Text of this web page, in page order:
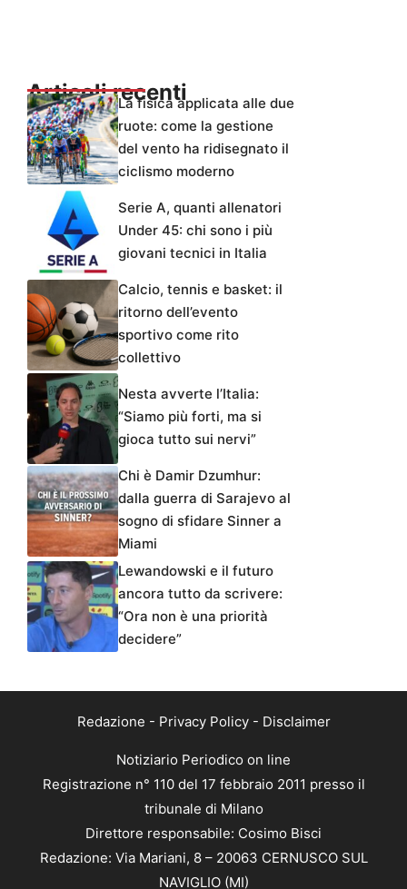
Articoli recentiLa fisica applicata alle due
ruote: come la gestione
del vento ha ridisegnato il
ciclismo moderno
Serie A, quanti allenatori
Under 45: chi sono i più
giovani tecnici in Italia
Calcio, tennis e basket: il
ritorno dell’evento
sportivo come rito
collettivo
Nesta avverte l’Italia:
“Siamo più forti, ma si
gioca tutto sui nervi”
Chi è Damir Dzumhur:
dalla guerra di Sarajevo al
sogno di sfidare Sinner a
Miami
Lewandowski e il futuro
ancora tutto da scrivere:
“Ora non è una priorità
decidere”
Redazione - Privacy Policy- Disclaimer
Notiziario Periodico on line
Registrazione n° 110 del 17 febbraio 2011 presso il
tribunale di Milano
Direttore responsabile: Cosimo Bisci
Redazione: Via Mariani, 8 – 20063 CERNUSCO SUL
NAVIGLIO (MI)